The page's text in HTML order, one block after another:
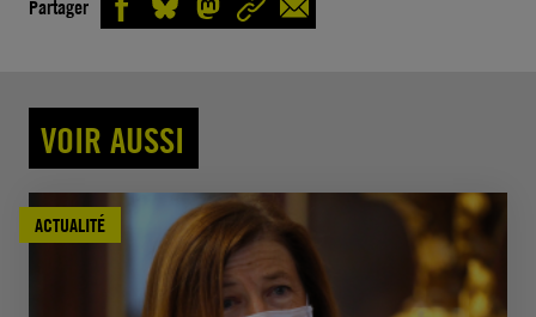
Partager
VOIR AUSSI
ACTUALITÉ